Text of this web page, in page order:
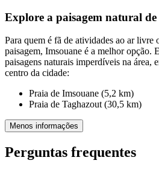
Explore a paisagem natural
Para quem é fã de atividades ao ar livre
paisagem, Imsouane é a melhor opção.
paisagens naturais imperdíveis na área,
centro da cidade:
Praia de Imsouane (5,2 km)
Praia de Taghazout (30,5 km)
Menos informações
Perguntas frequentes